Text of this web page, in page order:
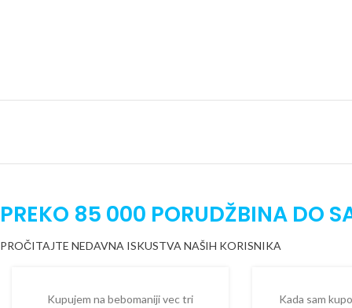
PREKO 85 000 PORUDŽBINA DO
PROČITAJTE NEDAVNA ISKUSTVA NAŠIH KORISNIKA
Kupujem na bebomaniji vec tri
Kada sam